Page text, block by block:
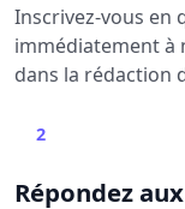
Inscrivez-vous en
immédiatement à
dans la rédaction
2
Répondez